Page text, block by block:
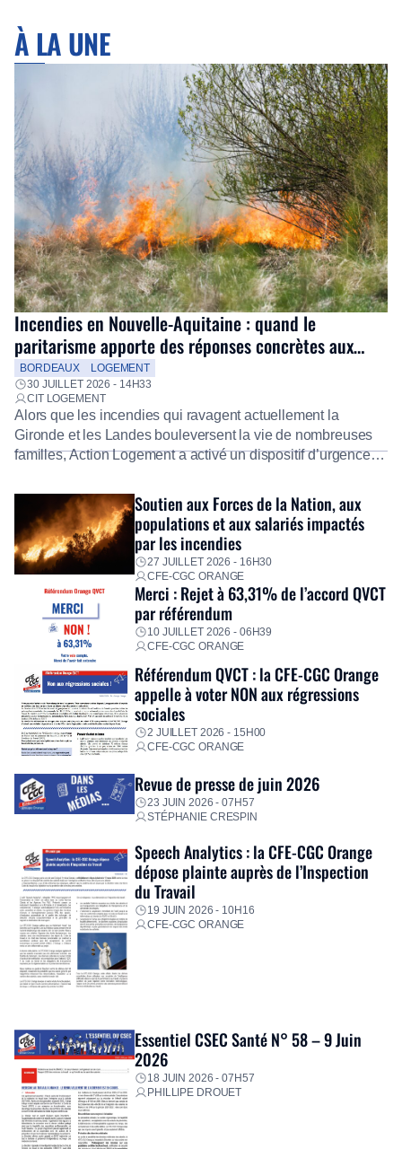
À LA UNE
Incendies en Nouvelle-Aquitaine : quand le
paritarisme apporte des réponses concrètes aux
salariés
BORDEAUX
LOGEMENT
30 JUILLET 2026 - 14H33
CIT LOGEMENT
Alors que les incendies qui ravagent actuellement la
Gironde et les Landes bouleversent la vie de nombreuses
familles, Action Logement a activé un dispositif d’urgence
Fidèle à sa mission d’utilité sociale, le Groupe mobilise
immédiatement ses équipes afin de proposer un diagnostic
personnalisé, des aides financières pour faire face aux
premières dépenses, […]
Soutien aux Forces de la Nation, aux
populations et aux salariés impactés
par les incendies
27 JUILLET 2026 - 16H30
CFE-CGC ORANGE
Merci : Rejet à 63,31% de l’accord QVCT
par référendum
10 JUILLET 2026 - 06H39
CFE-CGC ORANGE
Référendum QVCT : la CFE-CGC Orange
appelle à voter NON aux régressions
sociales
2 JUILLET 2026 - 15H00
CFE-CGC ORANGE
Revue de presse de juin 2026
23 JUIN 2026 - 07H57
STÉPHANIE CRESPIN
Speech Analytics : la CFE-CGC Orange
dépose plainte auprès de l’Inspection
du Travail
19 JUIN 2026 - 10H16
CFE-CGC ORANGE
Essentiel CSEC Santé N° 58 – 9 Juin
2026
18 JUIN 2026 - 07H57
PHILLIPE DROUET